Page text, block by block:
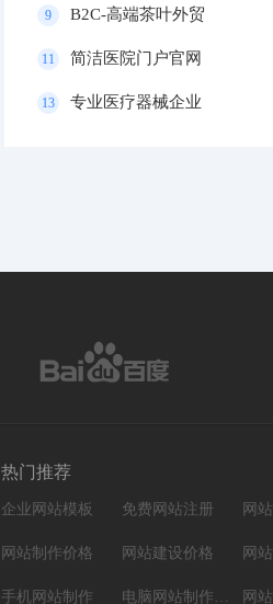
9 B2C-高端茶叶外贸
11 简洁医院门户官网
13 专业医疗器械企业
热门推荐
企业网站模板 免费网站注册 网
网站制作价格 网站建设价格 网
手机网站制作 电脑网站制作设计 网